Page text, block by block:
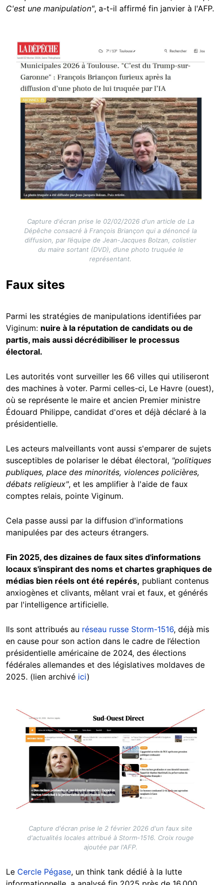
C'est une manipulation", a-t-il affirmé fin janvier à l'AFP.
Image
Capture d'écran prise le 02/02/2026 d'un article de La
Dépêche consacré à François Briançon qui a dénoncé la
diffusion, par l’équipe de Jean-Jacques Bolzan, colistier
du maire sortant (DVD), d’une photo truquée le
représentant.
Faux sites
Parmi les stratégies de manipulations identifiées par
Viginum: nuire à la réputation de candidats ou de
partis, mais aussi décrédibiliser le processus
électoral.
Les autorités vont surveiller les 66 villes qui utiliseront
des machines à voter. Parmi celles-ci, Le Havre (ouest),
où se représente le maire et ancien Premier ministre
Édouard Philippe, candidat d'ores et déjà déclaré à la
présidentielle.
Les acteurs malveillants vont aussi s'emparer de sujets
susceptibles de polariser le débat électoral, "politiques
publiques, place des minorités, violences policières,
débats religieux", et les amplifier à l'aide de faux
comptes relais, pointe Viginum.
Cela passe aussi par la diffusion d'informations
manipulées par des acteurs étrangers.
Fin 2025, des dizaines de faux sites d'informations
locaux s'inspirant des noms et chartes graphiques de
médias bien réels ont été repérés, publiant contenus
anxiogènes et clivants, mêlant vrai et faux, et générés
par l'intelligence artificielle.
Ils sont attribués au réseau russe Storm-1516, déjà mis
en cause pour son action dans le cadre de l’élection
présidentielle américaine de 2024, des élections
fédérales allemandes et des législatives moldaves de
2025. (lien archivé ici)
Image
Capture d'écran prise le 2 février 2026 d'un faux site
d'actualités locales attribué à Storm-1516. Croix rouge
ajoutée par l'AFP.
Le Cercle Pégase, un think tank dédié à la lutte